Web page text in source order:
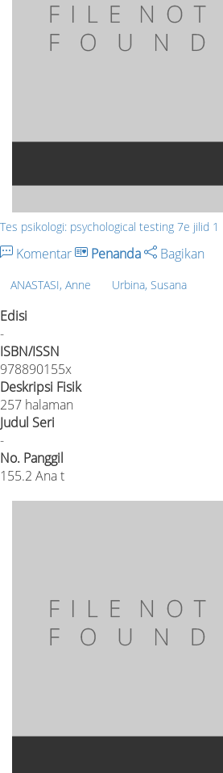
Tes psikologi: psychological testing 7e jilid 1
Komentar Penanda Bagikan
ANASTASI, Anne Urbina, Susana
Edisi
-
ISBN/ISSN
978890155x
Deskripsi Fisik
257 halaman
Judul Seri
-
No. Panggil
155.2 Ana t